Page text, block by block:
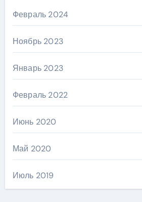
Февраль 2024
Ноябрь 2023
Январь 2023
Февраль 2022
Июнь 2020
Май 2020
Июль 2019